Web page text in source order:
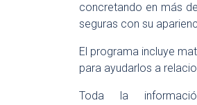
concretando en más
seguras con su
El programa incluye
para ayudarlos a
Toda la